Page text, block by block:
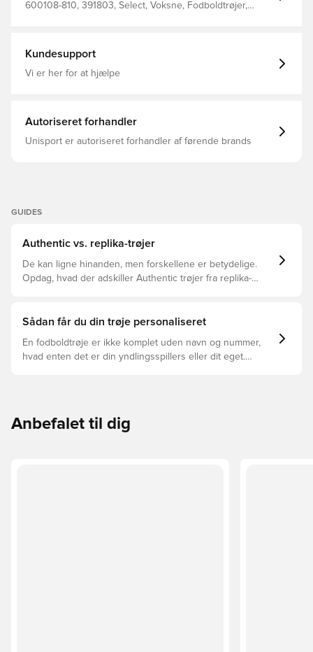
600108-810, 391803, Select, Voksne, Fodboldtrøjer,
Kundesupport
Vi er her for at hjælpe
Autoriseret forhandler
Unisport er autoriseret forhandler af førende brands
GUIDES
Authentic vs. replika-trøjer
De kan ligne hinanden, men forskellene er betydelige.
Opdag, hvad der adskiller Authentic trøjer fra replika-
Sådan får du din trøje personaliseret
En fodboldtrøje er ikke komplet uden navn og nummer,
hvad enten det er din yndlingsspillers eller dit eget.
Anbefalet til dig